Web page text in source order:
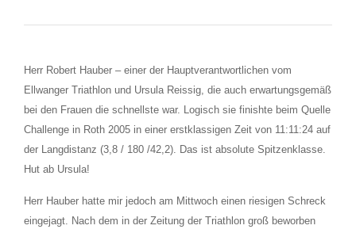
Herr Robert Hauber – einer der Hauptverantwortlichen vom
Ellwanger Triathlon und Ursula Reissig, die auch erwartungsgemäß
bei den Frauen die schnellste war. Logisch sie finishte beim Quelle
Challenge in Roth 2005 in einer erstklassigen Zeit von 11:11:24 auf
der Langdistanz (3,8 / 180 /42,2). Das ist absolute Spitzenklasse.
Hut ab Ursula!
Herr Hauber hatte mir jedoch am Mittwoch einen riesigen Schreck
eingejagt. Nach dem in der Zeitung der Triathlon groß beworben